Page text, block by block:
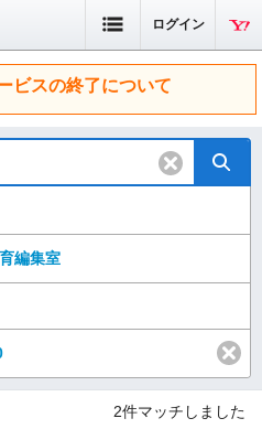
ログイン
ビスの終了について
編集室
2件マッチしました